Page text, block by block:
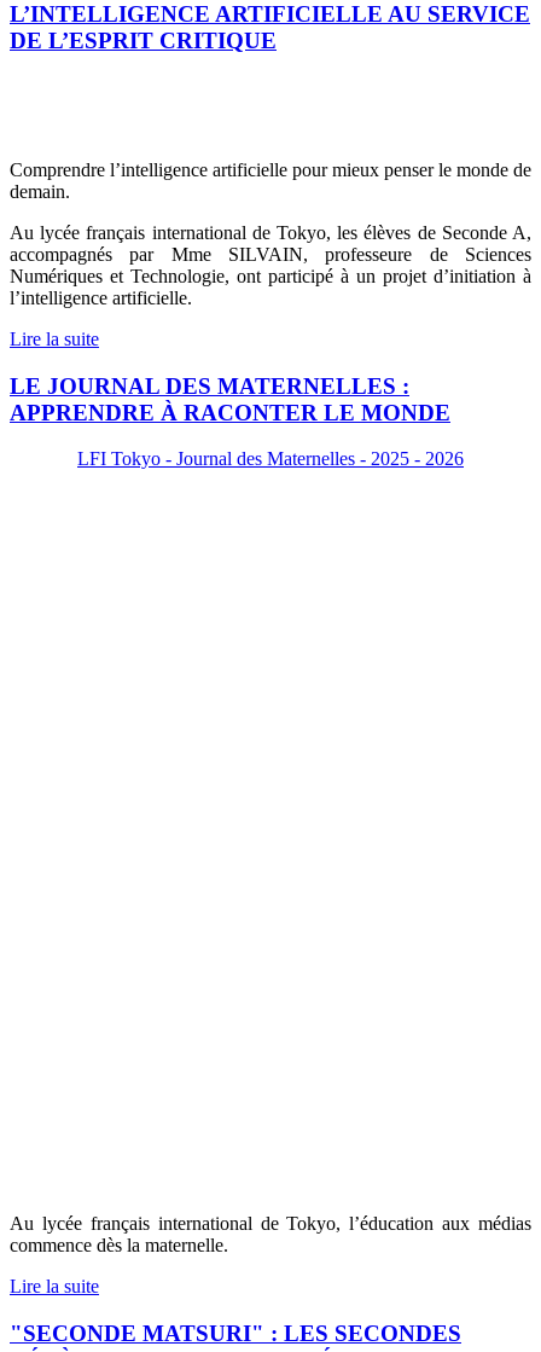
L’INTELLIGENCE ARTIFICIELLE AU SERVICE
DE L’ESPRIT CRITIQUE
Comprendre l’intelligence artificielle pour mieux penser le monde de
demain.
Au lycée français international de Tokyo, les élèves de Seconde A,
accompagnés par Mme SILVAIN, professeure de Sciences
Numériques et Technologie, ont participé à un projet d’initiation à
l’intelligence artificielle.
Lire la suite
LE JOURNAL DES MATERNELLES :
APPRENDRE À RACONTER LE MONDE
LFI Tokyo - Journal des Maternelles - 2025 - 2026
Au lycée français international de Tokyo, l’éducation aux médias
commence dès la maternelle.
Lire la suite
"SECONDE MATSURI" : LES SECONDES